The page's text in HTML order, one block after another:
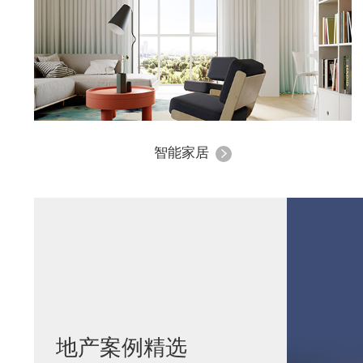
智能家居
地产案例精选